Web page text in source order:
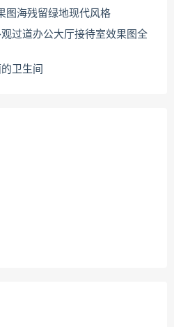
海残留绿地现代风格
过道办公大厅接待室效果图全
卫生间